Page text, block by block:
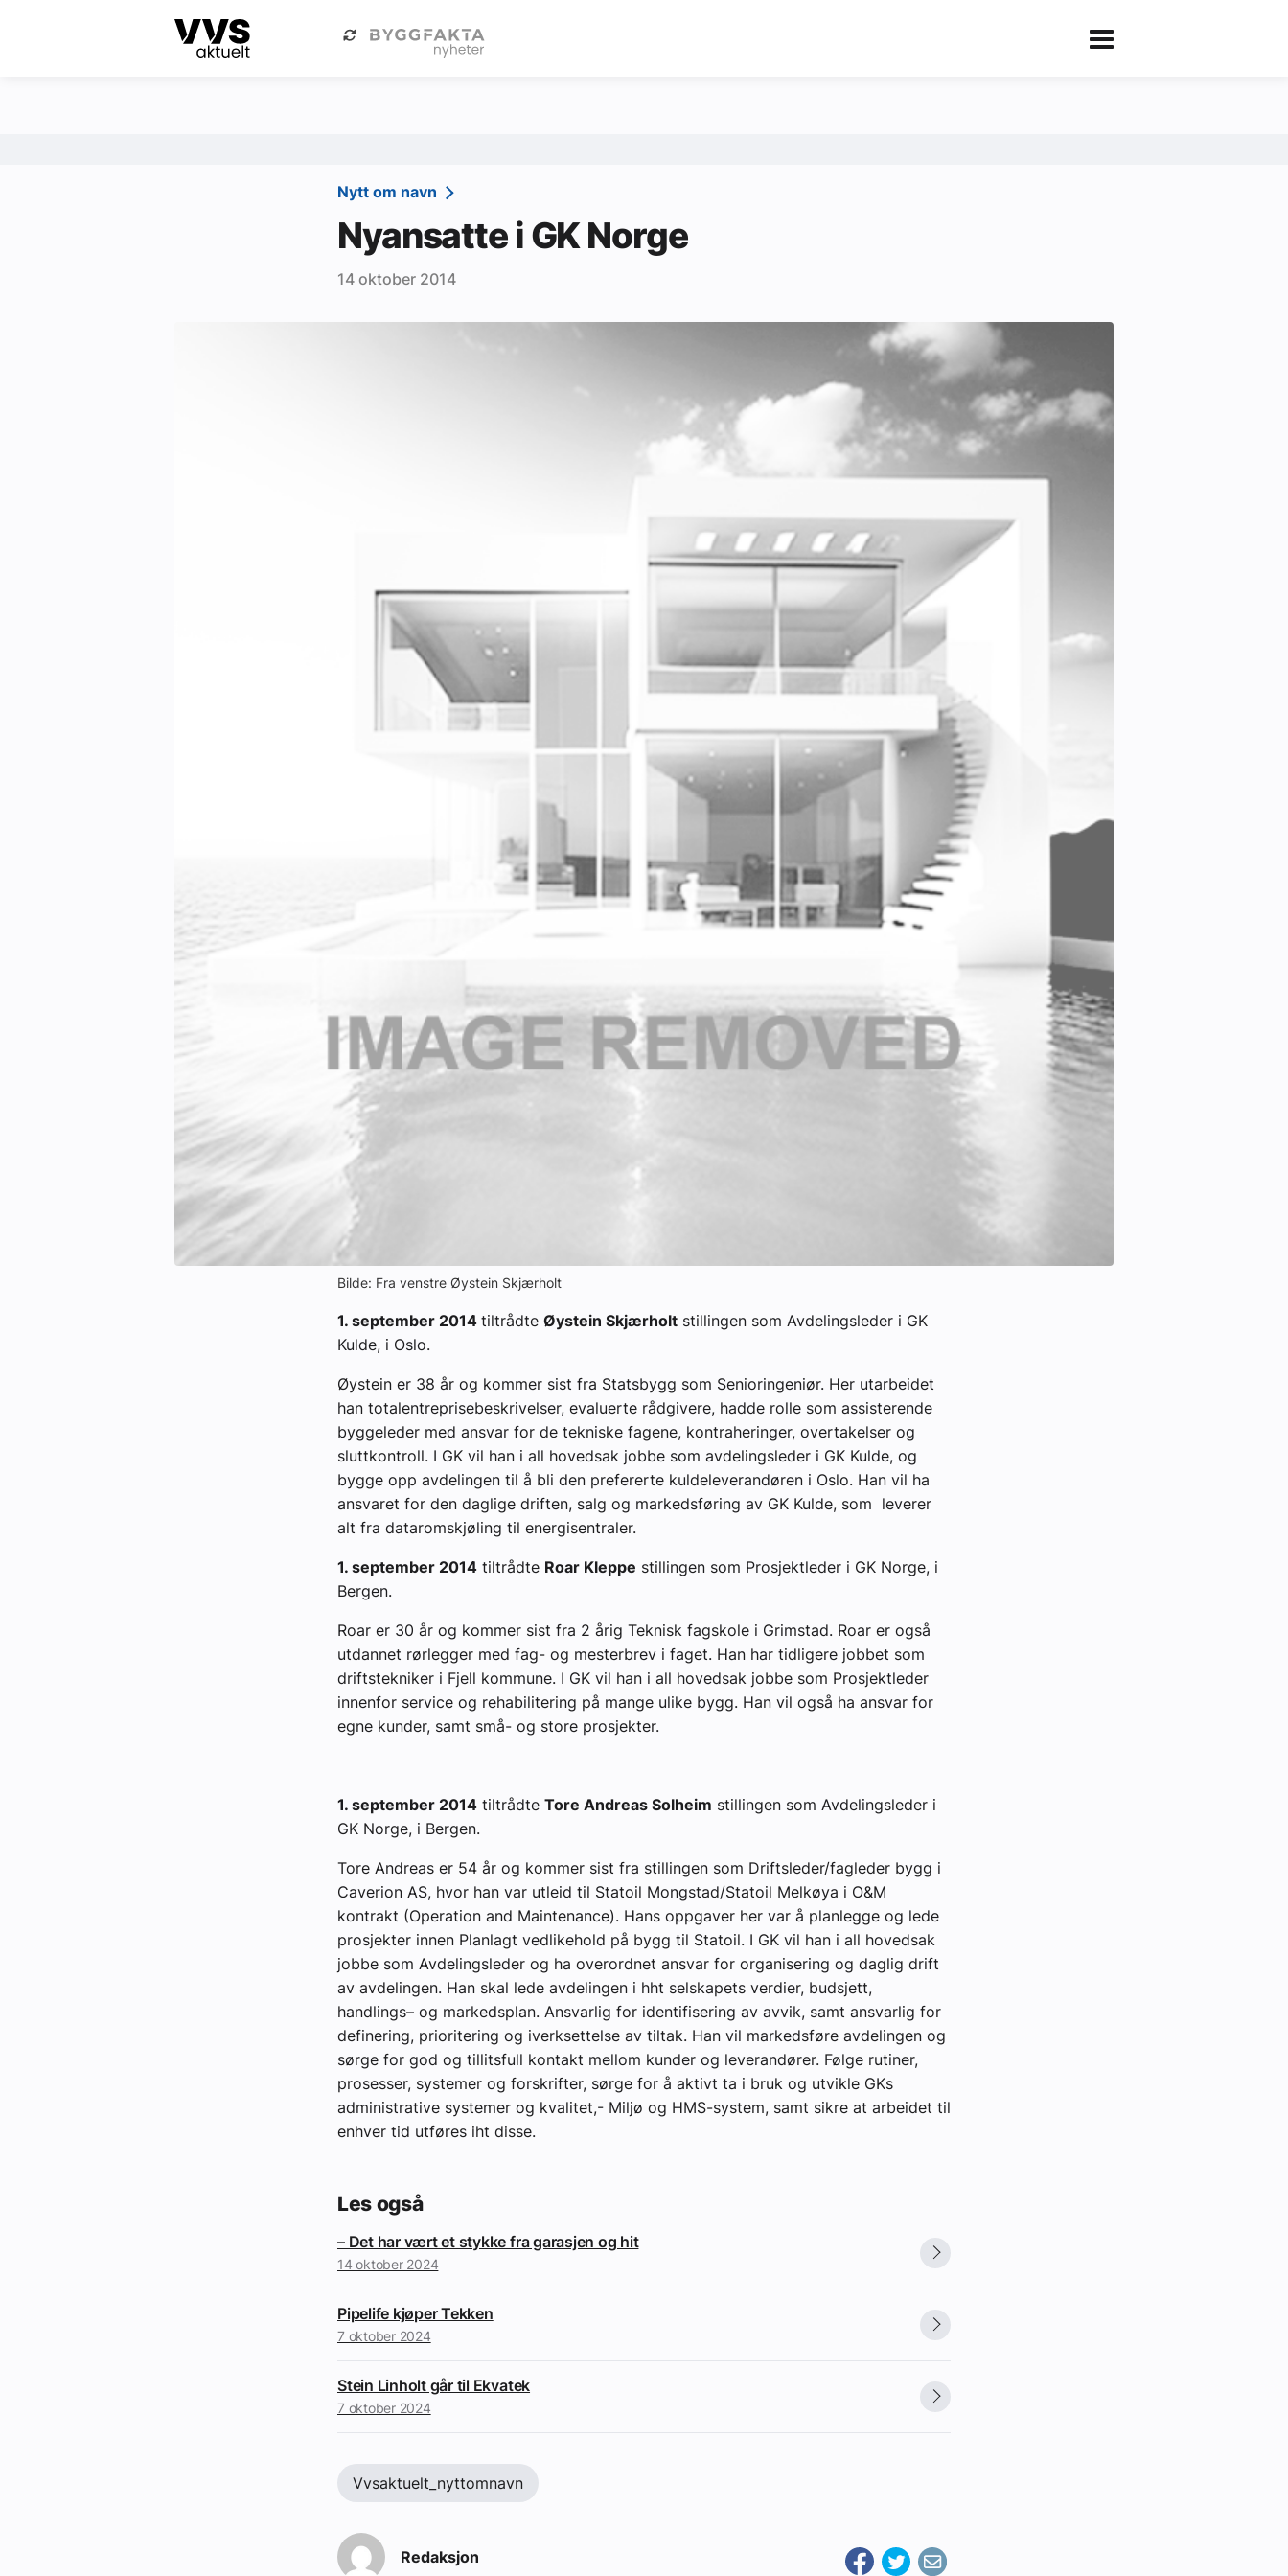
Kategorier Om VVS Aktuelt eBlad
Nytt om navn
Nyansatte i GK Norge
14 oktober 2014
Bilde: Fra venstre Øystein Skjærholt
1. september 2014 tiltrådte Øystein Skjærholt stillingen som Avdelingsleder i GK
Kulde, i Oslo.
Øystein er 38 år og kommer sist fra Statsbygg som Senioringeniør. Her utarbeidet
han totalentreprisebeskrivelser, evaluerte rådgivere, hadde rolle som assisterende
byggeleder med ansvar for de tekniske fagene, kontraheringer, overtakelser og
sluttkontroll. I GK vil han i all hovedsak jobbe som avdelingsleder i GK Kulde, og
bygge opp avdelingen til å bli den prefererte kuldeleverandøren i Oslo. Han vil ha
ansvaret for den daglige driften, salg og markedsføring av GK Kulde, som leverer
alt fra dataromskjøling til energisentraler.
1. september 2014 tiltrådte Roar Kleppe stillingen som Prosjektleder i GK Norge, i
Bergen.
Roar er 30 år og kommer sist fra 2 årig Teknisk fagskole i Grimstad. Roar er også
utdannet rørlegger med fag- og mesterbrev i faget. Han har tidligere jobbet som
driftstekniker i Fjell kommune. I GK vil han i all hovedsak jobbe som Prosjektleder
innenfor service og rehabilitering på mange ulike bygg. Han vil også ha ansvar for
egne kunder, samt små- og store prosjekter.
1. september 2014 tiltrådte Tore Andreas Solheim stillingen som Avdelingsleder i
GK Norge, i Bergen.
Tore Andreas er 54 år og kommer sist fra stillingen som Driftsleder/fagleder bygg i
Caverion AS, hvor han var utleid til Statoil Mongstad/Statoil Melkøya i O&M
kontrakt (Operation and Maintenance). Hans oppgaver her var å planlegge og lede
prosjekter innen Planlagt vedlikehold på bygg til Statoil. I GK vil han i all hovedsak
jobbe som Avdelingsleder og ha overordnet ansvar for organisering og daglig drift
av avdelingen. Han skal lede avdelingen i hht selskapets verdier, budsjett,
handlings– og markedsplan. Ansvarlig for identifisering av avvik, samt ansvarlig for
definering, prioritering og iverksettelse av tiltak. Han vil markedsføre avdelingen og
sørge for god og tillitsfull kontakt mellom kunder og leverandører. Følge rutiner,
prosesser, systemer og forskrifter, sørge for å aktivt ta i bruk og utvikle GKs
administrative systemer og kvalitet,- Miljø og HMS-system, samt sikre at arbeidet til
enhver tid utføres iht disse.
Les også
– Det har vært et stykke fra garasjen og hit
14 oktober 2024
Pipelife kjøper Tekken
7 oktober 2024
Stein Linholt går til Ekvatek
7 oktober 2024
Vvsaktuelt_nyttomnavn
Redaksjon